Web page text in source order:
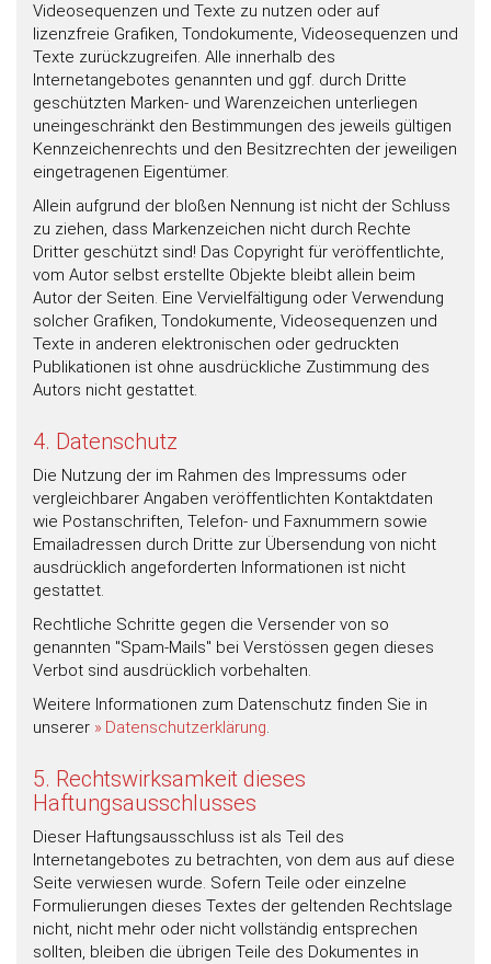
Videosequenzen und Texte zu nutzen oder auf
lizenzfreie Grafiken, Tondokumente, Videosequenzen und
Texte zurückzugreifen. Alle innerhalb des
Internetangebotes genannten und ggf. durch Dritte
geschützten Marken- und Warenzeichen unterliegen
uneingeschränkt den Bestimmungen des jeweils gültigen
Kennzeichenrechts und den Besitzrechten der jeweiligen
eingetragenen Eigentümer.
Allein aufgrund der bloßen Nennung ist nicht der Schluss
zu ziehen, dass Markenzeichen nicht durch Rechte
Dritter geschützt sind! Das Copyright für veröffentlichte,
vom Autor selbst erstellte Objekte bleibt allein beim
Autor der Seiten. Eine Vervielfältigung oder Verwendung
solcher Grafiken, Tondokumente, Videosequenzen und
Texte in anderen elektronischen oder gedruckten
Publikationen ist ohne ausdrückliche Zustimmung des
Autors nicht gestattet.
4. Datenschutz
Die Nutzung der im Rahmen des Impressums oder
vergleichbarer Angaben veröffentlichten Kontaktdaten
wie Postanschriften, Telefon- und Faxnummern sowie
Emailadressen durch Dritte zur Übersendung von nicht
ausdrücklich angeforderten Informationen ist nicht
gestattet.
Rechtliche Schritte gegen die Versender von so
genannten "Spam-Mails" bei Verstössen gegen dieses
Verbot sind ausdrücklich vorbehalten.
Weitere Informationen zum Datenschutz finden Sie in
unserer
Datenschutzerklärung.
5. Rechtswirksamkeit dieses
Haftungsausschlusses
Dieser Haftungsausschluss ist als Teil des
Internetangebotes zu betrachten, von dem aus auf diese
Seite verwiesen wurde. Sofern Teile oder einzelne
Formulierungen dieses Textes der geltenden Rechtslage
nicht, nicht mehr oder nicht vollständig entsprechen
sollten, bleiben die übrigen Teile des Dokumentes in